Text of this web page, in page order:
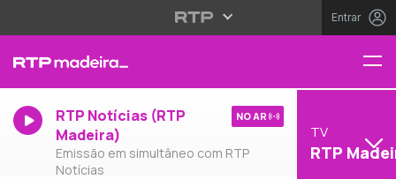
Entrar
RTP Notícias (RTP
Madeira)
Emissão em simultâneo com RTP
Notícias
NO AR
TV
RTP